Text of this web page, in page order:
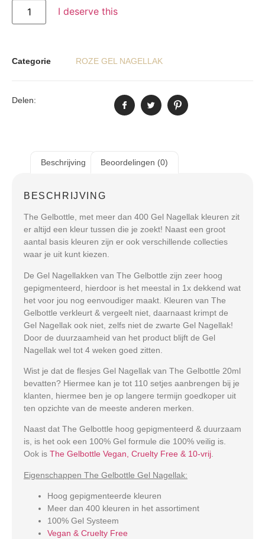
I deserve this
Categorie ROZE GEL NAGELLAK
Delen:
Beschrijving Beoordelingen (0)
BESCHRIJVING
The Gelbottle, met meer dan 400 Gel Nagellak kleuren zit
er altijd een kleur tussen die je zoekt! Naast een groot
aantal basis kleuren zijn er ook verschillende collecties
waar je uit kunt kiezen.
De Gel Nagellakken van The Gelbottle zijn zeer hoog
gepigmenteerd, hierdoor is het meestal in 1x dekkend wat
het voor jou nog eenvoudiger maakt. Kleuren van The
Gelbottle verkleurt & vergeelt niet, daarnaast krimpt de
Gel Nagellak ook niet, zelfs niet de zwarte Gel Nagellak!
Door de duurzaamheid van het product blijft de Gel
Nagellak wel tot 4 weken goed zitten.
Wist je dat de flesjes Gel Nagellak van The Gelbottle 20ml
bevatten? Hiermee kan je tot 110 setjes aanbrengen bij je
klanten, hiermee ben je op langere termijn goedkoper uit
ten opzichte van de meeste anderen merken.
Naast dat The Gelbottle hoog gepigmenteerd & duurzaam
is, is het ook een 100% Gel formule die 100% veilig is.
Ook is The Gelbottle Vegan, Cruelty Free & 10-vrij.
Eigenschappen The Gelbottle Gel Nagellak:
Hoog gepigmenteerde kleuren
Meer dan 400 kleuren in het assortiment
100% Gel Systeem
Vegan & Cruelty Free